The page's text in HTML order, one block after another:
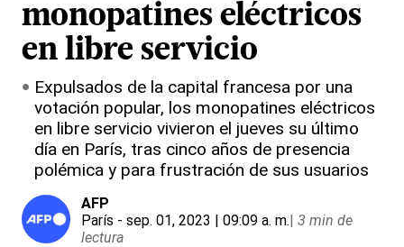
monopatines eléctricos
en libre servicio
Expulsados de la capital francesa por una
votación popular, los monopatines eléctricos
en libre servicio vivieron el jueves su último
día en París, tras cinco años de presencia
polémica y para frustración de sus usuarios
AFP
París - sep. 01, 2023 | 09:09 a. m.| 3 min de
lectura